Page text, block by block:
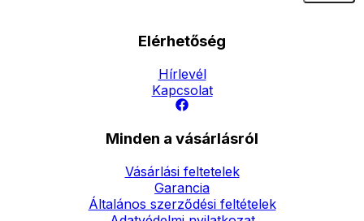
Elérhetőség
Hírlevél
Kapcsolat
Minden a vásárlásról
Vásárlási feltetelek
Garancia
Általános szerződési feltételek